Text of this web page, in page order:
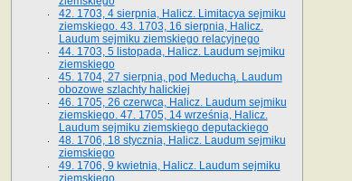
42. 1703, 4 sierpnia, Halicz. Limitacya sejmiku
ziemskiego. 43. 1703, 16 sierpnia, Halicz.
Laudum sejmiku ziemskiego relacyjnego
44. 1703, 5 listopada, Halicz. Laudum sejmiku
ziemskiego
45. 1704, 27 sierpnia, pod Meduchą. Laudum
obozowe szlachty halickiej
46. 1705, 26 czerwca, Halicz. Laudum sejmiku
ziemskiego. 47. 1705, 14 września, Halicz.
Laudum sejmiku ziemskiego deputackiego
48. 1706, 18 stycznia, Halicz. Laudum sejmiku
ziemskiego
49. 1706, 9 kwietnia, Halicz. Laudum sejmiku
ziemskiego